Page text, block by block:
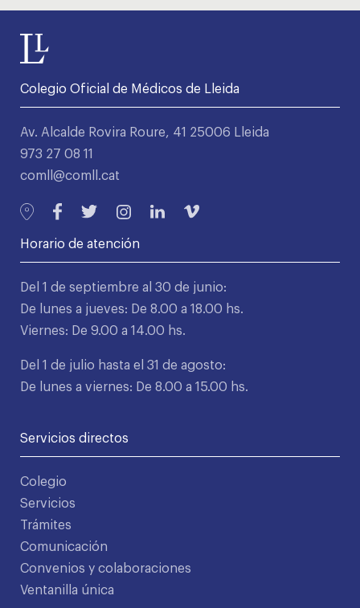
Colegio Oficial de Médicos de Lleida
Av. Alcalde Rovira Roure, 41 25006 Lleida
973 27 08 11
comll@comll.cat
Horario de atención
Del 1 de septiembre al 30 de junio:
De lunes a jueves: De 8.00 a 18.00 hs.
Viernes: De 9.00 a 14.00 hs.
Del 1 de julio hasta el 31 de agosto:
De lunes a viernes: De 8.00 a 15.00 hs.
Servicios directos
Colegio
Servicios
Trámites
Comunicación
Convenios y colaboraciones
Ventanilla única